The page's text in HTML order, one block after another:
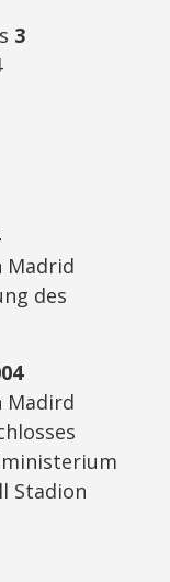
3
Madrid
des
Madird
Stadion